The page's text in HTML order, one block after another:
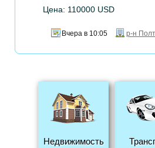
Цена: 110000 USD
Вчера в 10:05 р-н
Недвижимость